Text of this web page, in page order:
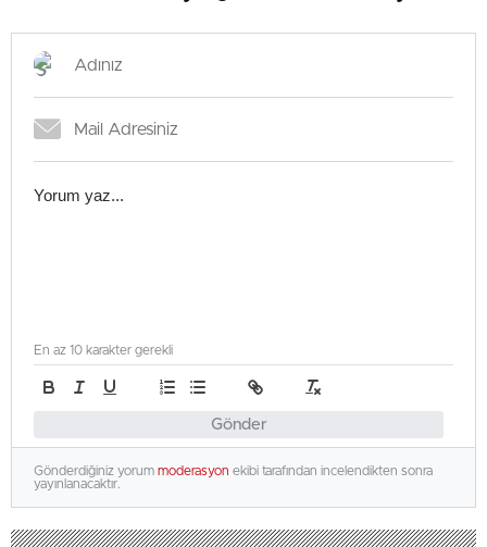
Gönder
En az 10 karakter gerekli
Gönderdiğiniz yorum moderasyon ekibi tarafından incelendikten sonra
yayınlanacaktır.